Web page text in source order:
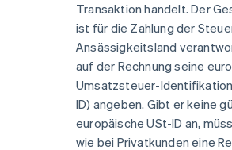
Transaktion handelt. Der
ist für die Zahlung der
Ansässigkeitsland
auf der Rechnung seine
Umsatzsteuer-
ID) angeben. Gibt er keine
europäische USt-ID an,
wie bei Privatkunden eine